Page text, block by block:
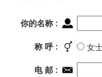
你的名称 :
称 呼 : 女
电 邮 :